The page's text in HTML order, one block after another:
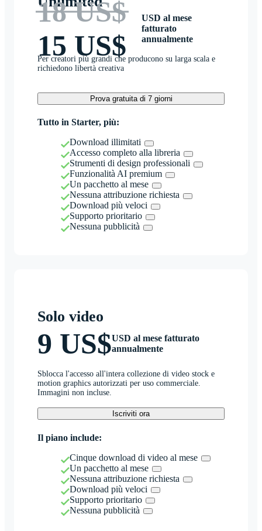
18 US$
15 US$
USD al mese
fatturato
annualmente
Per creatori più grandi che producono su larga scala e
richiedono libertà creativa
Prova gratuita di 7 giorni
Tutto in Starter, più:
Download illimitati
Accesso completo alla libreria
Strumenti di design professionali
Funzionalità AI premium
Un pacchetto al mese
Nessuna attribuzione richiesta
Download più veloci
Supporto prioritario
Nessuna pubblicità
Solo video
9 US$USD al mese fatturato
annualmente
Sblocca l'accesso all'intera collezione di video stock e
motion graphics autorizzati per uso commerciale.
Immagini non incluse.
Iscriviti ora
Il piano include:
Cinque download di video al mese
Un pacchetto al mese
Nessuna attribuzione richiesta
Download più veloci
Supporto prioritario
Nessuna pubblicità